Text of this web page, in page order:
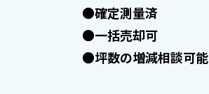
●確定測量済
●一括売却可
●坪数の増減相談可能